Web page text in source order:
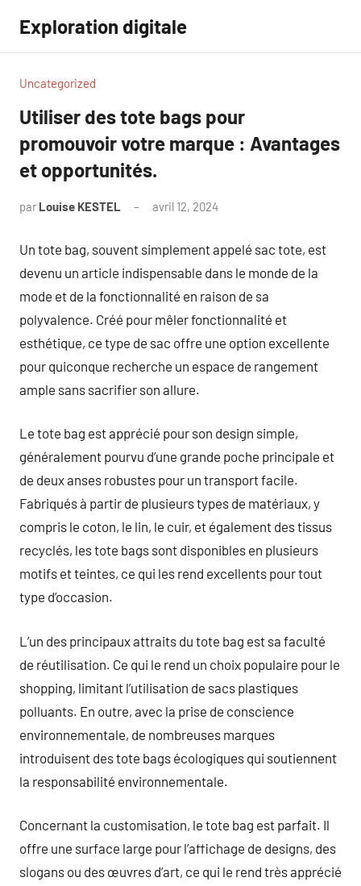
contenu
Exploration digitale
Uncategorized
Utiliser des tote bags pour
promouvoir votre marque : Avantages
et opportunités.
par Louise KESTEL avril 12, 2024
Un tote bag, souvent simplement appelé sac tote, est
devenu un article indispensable dans le monde de la
mode et de la fonctionnalité en raison de sa
polyvalence. Créé pour mêler fonctionnalité et
esthétique, ce type de sac offre une option excellente
pour quiconque recherche un espace de rangement
ample sans sacrifier son allure.
Le tote bag est apprécié pour son design simple,
généralement pourvu d’une grande poche principale et
de deux anses robustes pour un transport facile.
Fabriqués à partir de plusieurs types de matériaux, y
compris le coton, le lin, le cuir, et également des tissus
recyclés, les tote bags sont disponibles en plusieurs
motifs et teintes, ce qui les rend excellents pour tout
type d’occasion.
L’un des principaux attraits du tote bag est sa faculté
de réutilisation. Ce qui le rend un choix populaire pour le
shopping, limitant l’utilisation de sacs plastiques
polluants. En outre, avec la prise de conscience
environnementale, de nombreuses marques
introduisent des tote bags écologiques qui soutiennent
la responsabilité environnementale.
Concernant la customisation, le tote bag est parfait. Il
offre une surface large pour l’affichage de designs, des
slogans ou des œuvres d’art, ce qui le rend très apprécié